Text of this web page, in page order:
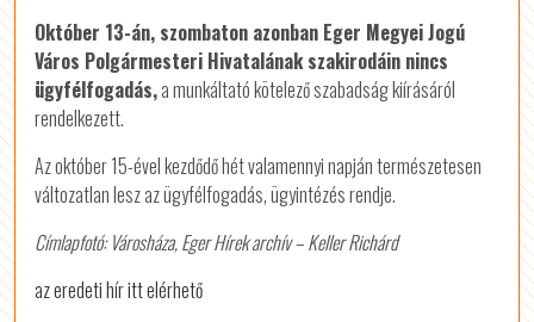
Október 13-án, szombaton azonban Eger Megyei Jogú
Város Polgármesteri Hivatalának szakirodáin nincs
ügyfélfogadás,a munkáltató kötelező szabadság kiírásáról
rendelkezett.
Az október 15-ével kezdődő hét valamennyi napján természetesen
változatlan lesz az ügyfélfogadás, ügyintézés rendje.
Címlapfotó: Városháza, Eger Hírek archív – Keller Richárd
az eredeti hír itt elérhető